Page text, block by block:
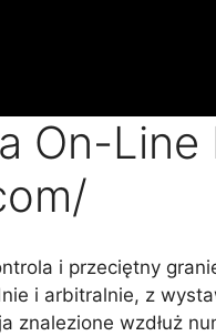
On-
i przeciętny
i arbitralnie, z
znalezione wzdłuż